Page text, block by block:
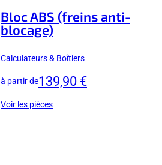
Bloc ABS (freins anti-
blocage)
Calculateurs & Boîtiers
à partir de139,90 €
Voir les pièces